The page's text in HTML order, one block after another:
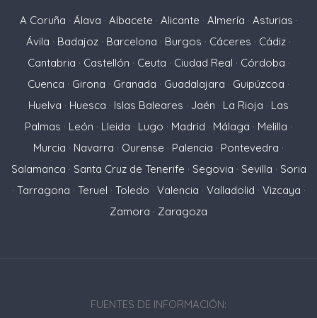
A Coruña · Álava · Albacete · Alicante · Almería · Asturias ·
Ávila · Badajoz · Barcelona · Burgos · Cáceres · Cádiz ·
Cantabria · Castellón · Ceuta · Ciudad Real · Córdoba ·
Cuenca · Girona · Granada · Guadalajara · Guipúzcoa ·
Huelva · Huesca · Islas Baleares · Jaén · La Rioja · Las
Palmas · León · Lleida · Lugo · Madrid · Málaga · Melilla ·
Murcia · Navarra · Ourense · Palencia · Pontevedra ·
Salamanca · Santa Cruz de Tenerife · Segovia · Sevilla · Soria
· Tarragona · Teruel · Toledo · Valencia · Valladolid · Vizcaya ·
Zamora · Zaragoza
FUENTES DE INFORMACIÓN: